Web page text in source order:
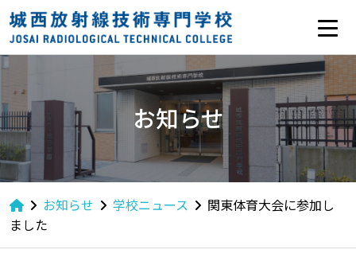
お知らせ
お知らせ 学校ニュース
関東体育大会に参加し
ました